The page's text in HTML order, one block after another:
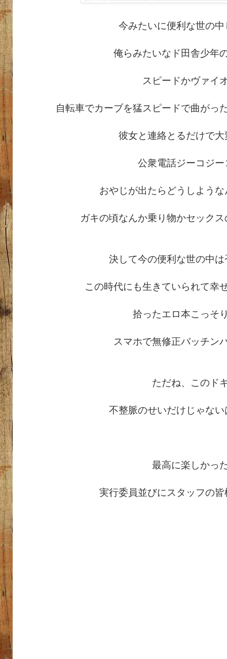
今みたいに便利な世の
俺らみたいなド田舎少年
スピードかヴァイ
自転車でカーブを猛スピードで曲がっ
彼女と連絡とるだけで
公衆電話ジーコジ
おやじが出たらどうしよう
ガキの頃なんか乗り物かセック
決して今の便利な世の中
この時代にも生きていられて幸
拾ったエロ本こっそ
スマホで無修正バッチン
ただね、このド
不整脈のせいだけじゃな
最高に楽しかっ
実行委員並びにスタッフの